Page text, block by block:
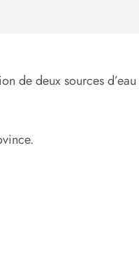
de deux sources